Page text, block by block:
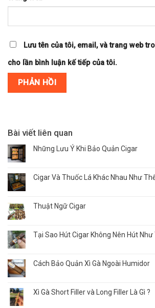
Lưu tên của tôi, email, và trang web
cho lần bình luận kế tiếp của tôi.
Bài viết liên quan
Những Lưu Ý Khi Bảo Quản Cigar
Cigar Và Thuốc Lá Khác Nhau Như
Thuật Ngữ Cigar
Tại Sao Hút Cigar Không Nên Hút Như
Cách Bảo Quản Xì Gà Ngoài Humidor
Xì Gà Short Filler và Long Filler Là Gì ?